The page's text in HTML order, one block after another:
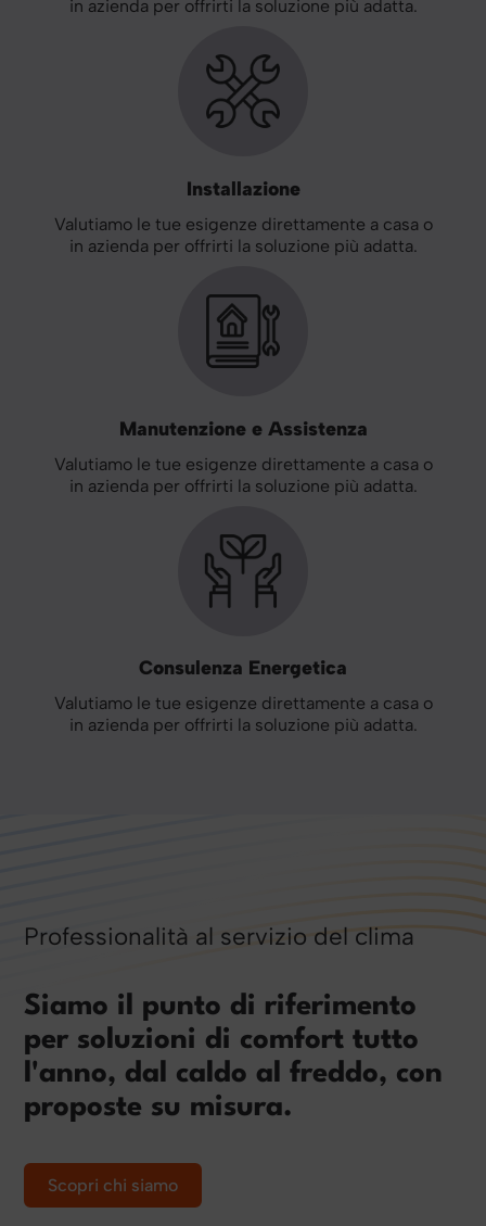
in azienda per offrirti la soluzione più adatta.
Installazione
Valutiamo le tue esigenze direttamente a casa o
in azienda per offrirti la soluzione più adatta.
Manutenzione e Assistenza
Valutiamo le tue esigenze direttamente a casa o
in azienda per offrirti la soluzione più adatta.
Consulenza Energetica
Valutiamo le tue esigenze direttamente a casa o
in azienda per offrirti la soluzione più adatta.
Professionalità al servizio del clima
Siamo il punto di riferimento
per soluzioni di comfort tutto
l'anno, dal caldo al freddo, con
proposte su misura.
Scopri chi siamo